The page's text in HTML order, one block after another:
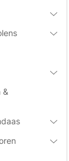
&